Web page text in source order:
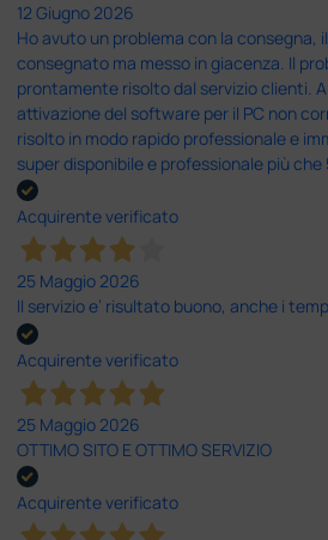
12 Giugno 2026
Ho avuto un problema con la consegna,
consegnato ma messo in giacenza. Il
prontamente risolto dal servizio clienti.
attivazione del software per il PC non
risolto in modo rapido professionale e
super disponibile e professionale più che
Acquirente verificato
25 Maggio 2026
Il servizio e’ risultato buono, anche i
Acquirente verificato
25 Maggio 2026
OTTIMO SITO E OTTIMO SERVIZIO
Acquirente verificato